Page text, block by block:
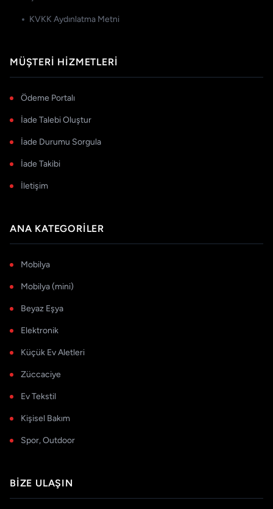
KVKK Aydınlatma Metni
MÜŞTERI HIZMETLERI
Ödeme Portalı
İade Talebi Oluştur
İade Durumu Sorgula
İade Takibi
İletişim
ANA KATEGORILER
Mobilya
Mobilya (mini)
Beyaz Eşya
Elektronik
Küçük Ev Aletleri
Züccaciye
Ev Tekstil
Kişisel Bakım
Spor, Outdoor
BIZE ULAŞIN